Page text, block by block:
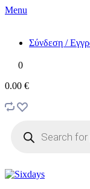
Menu
Σύνδεση /
0
0.00 €
search